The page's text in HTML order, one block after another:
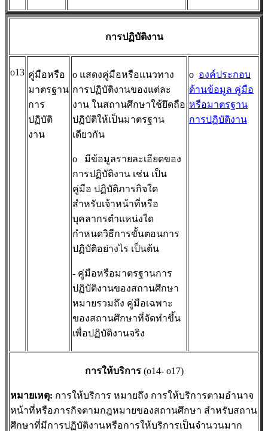
การปฏิบัติงาน
o13 คู่มือหรือ
มาตรฐาน
การ
ปฏิบัติ
งาน
o แสดงคู่มือหรือแนวทาง
การปฏิบัติงานของแต่ละ
งาน ในสถานศึกษาใช้ยึดถือ
ปฏิบัติให้เป็นมาตรฐาน
เดียวกัน
o มีข้อมูลรายละเอียดของ
การปฏิบัติงาน เช่น เป็น
คู่มือ ปฏิบัติภารกิจใด
สำหรับเจ้าหน้าที่หรือ
บุคลากรตำแหน่งใด
กำหนดวิธีการขั้นตอนการ
ปฏิบัติอย่างไร เป็นต้น
- คู่มือหรือมาตรฐานการ
ปฏิบัติงานของสถานศึกษา
หมายรวมถึง คู่มือเฉพาะ
ของสถานศึกษาที่จัดทำขึ้น
เพื่อปฏิบัติงานจริง
o องค์ประกอบ
ด้านข้อมูล คู่มือ
หรือมาตรฐาน
การปฏิบัติงาน
การให้บริการ (o14- o17)
หมายเหตุ: การให้บริการ หมายถึง การให้บริการตามอำนาจ
หน้าที่หรือภารกิจตามกฎหมายของสถานศึกษา สำหรับสถาน
ศึกษาที่มีการปฏิบัติงานหรือการให้บริการเป็นจำนวนมาก